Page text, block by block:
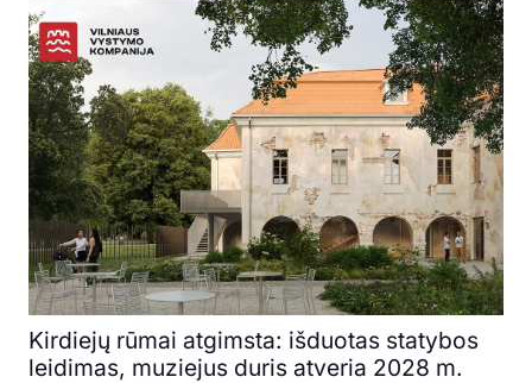
Kirdiejų rūmai atgimsta: išduotas statybos
leidimas, muziejus duris atveria 2028 m.